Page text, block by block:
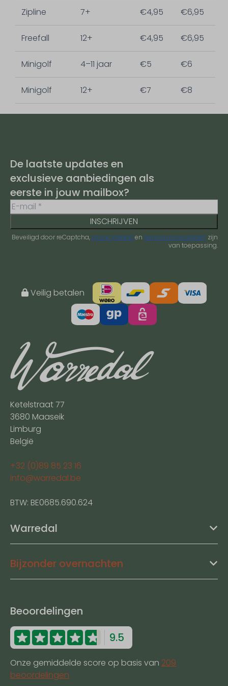
Zipline 7+ €4,95 €6,95
Freefall 12+ €4,95 €6,95
Minigolf 4–11 jaar €5 €6
Minigolf 12+ €7 €8
De laatste updates en
exclusieve aanbiedingen als
eerste in jouw mailbox?
INSCHRIJVEN
Beveiligd door reCaptcha, privacybeleid en servicevoorwaarden zijn
van toepassing.
Veilig betalen
Ketelstraat 77
3680 Maaseik
Limburg
België
+32 (0)89 85 23 16
info@warredal.be
BTW: BE0685.690.624
Warredal
Bijzonder overnachten
Beoordelingen
9.5
Onze gemiddelde score op basis van 209
beoordelingen